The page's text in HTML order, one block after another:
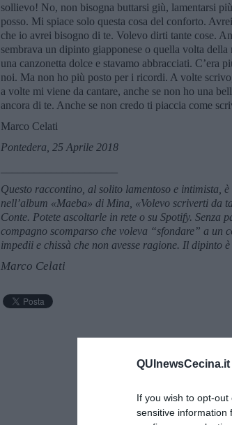
QUInewsCecina.it
If you wish to opt-
sensitive information
sollievo! No, non bisogna buttarsi giù, lamentarsi
posso. Mi spiace solo questa cosa del conforto.
che io avrei bisogno di te. Volevo dirti tante cose.
sembrava un dipinto giapponese o quella volta
una canzonetta dolce e stavamo abbracciati. C’era
noi. Ma non ho più posto per i ricordi. A volte
a volte mi viene da cantare, anche se non ho una
ancora di te. Anche se non credo ti piaccia come
Marco Celati
Pontedera, 25 Aprile 2018
Questo raccontino, al solito lamentoso e intimista,
nell’album «Maeba» di Mina, «Volevo scriverti da
Conte. Potete ascoltarle in rete o su Spotify. Senza
compagno scomparso che voleva “sfondare” a un
impedii e chissà che non avesse ragione. Il dipinto
Marco Celati